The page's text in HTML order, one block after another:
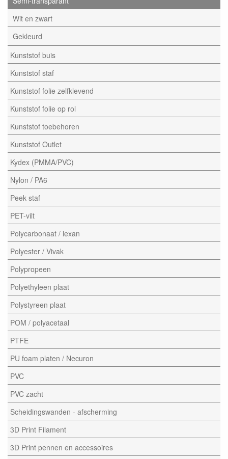
Wit en zwart
Gekleurd
Kunststof buis
Kunststof staf
Kunststof folie zelfklevend
Kunststof folie op rol
Kunststof toebehoren
Kunststof Outlet
Kydex (PMMA/PVC)
Nylon / PA6
Peek staf
PET-vilt
Polycarbonaat / lexan
Polyester / Vivak
Polypropeen
Polyethyleen plaat
Polystyreen plaat
POM / polyacetaal
PTFE
PU foam platen / Necuron
PVC
PVC zacht
Scheidingswanden - afscherming
3D Print Filament
3D Print pennen en accessoires